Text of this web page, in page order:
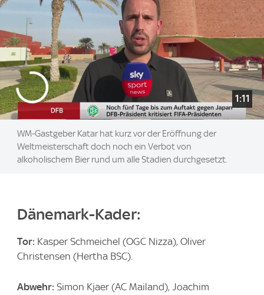
1:11
WM-Gastgeber Katar hat kurz vor der Eröffnung der
Weltmeisterschaft doch noch ein Verbot von
alkoholischem Bier rund um alle Stadien durchgesetzt.
Dänemark-Kader:
Tor: Kasper Schmeichel (OGC Nizza), Oliver
Christensen (Hertha BSC).
Abwehr: Simon Kjaer (AC Mailand), Joachim